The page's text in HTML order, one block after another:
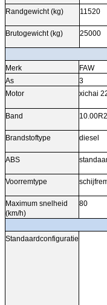
Randgewicht (kg) 11520
Brutogewicht (kg) 25000
Merk
FAW
As
3
Motor
xichai
Band
Brandstoftype diesel
ABS
Voorremtype
Maximum snelheid
(km/h)
80
Standaardconfiguratie